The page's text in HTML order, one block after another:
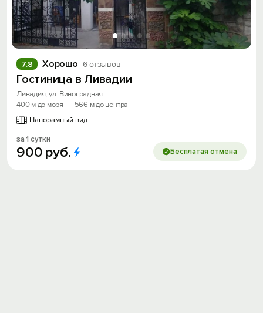
Хорошо 6 отзывов
7.8
Гостиница в Ливадии
Ливадия, ул. Виноградная
400 м до моря
·
566 м до центра
Панорамный вид
за 1 сутки
900 руб. Бесплатая отмена
Вход на сайт
Войти или